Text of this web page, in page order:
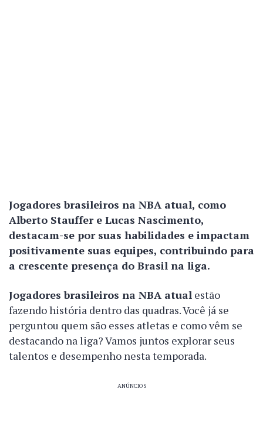
Jogadores brasileiros na NBA atual, como
Alberto Stauffer e Lucas Nascimento,
destacam-se por suas habilidades e impactam
positivamente suas equipes, contribuindo para
a crescente presença do Brasil na liga.
Jogadores brasileiros na NBA atual estão
fazendo história dentro das quadras. Você já se
perguntou quem são esses atletas e como vêm se
destacando na liga? Vamos juntos explorar seus
talentos e desempenho nesta temporada.
ANÚNCIOS